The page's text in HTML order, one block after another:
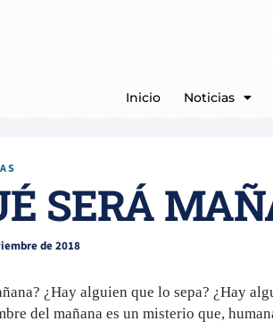
Inicio Noticias
SERÁ
de 2018
¿Hay alguien que lo sepa? ¿Hay
del mañana es un misterio que,